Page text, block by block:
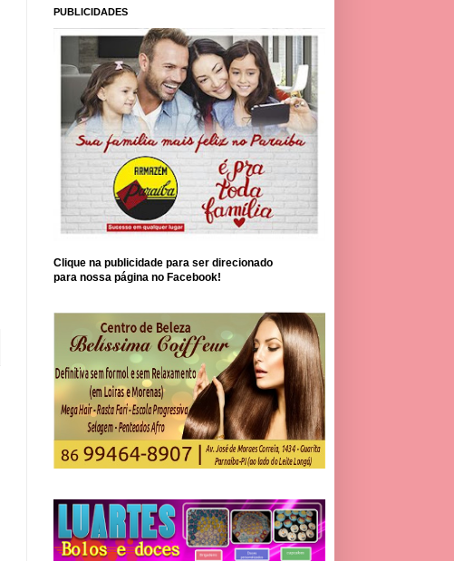
PUBLICIDADES
Clique na publicidade para ser direcionado
para nossa página no Facebook!